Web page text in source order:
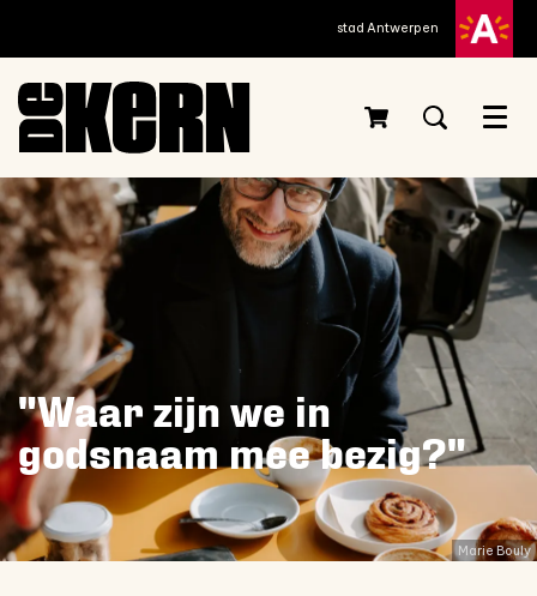
stad Antwerpen
Menu
Marie Bouly
"Waar zijn we in
godsnaam mee bezig?"